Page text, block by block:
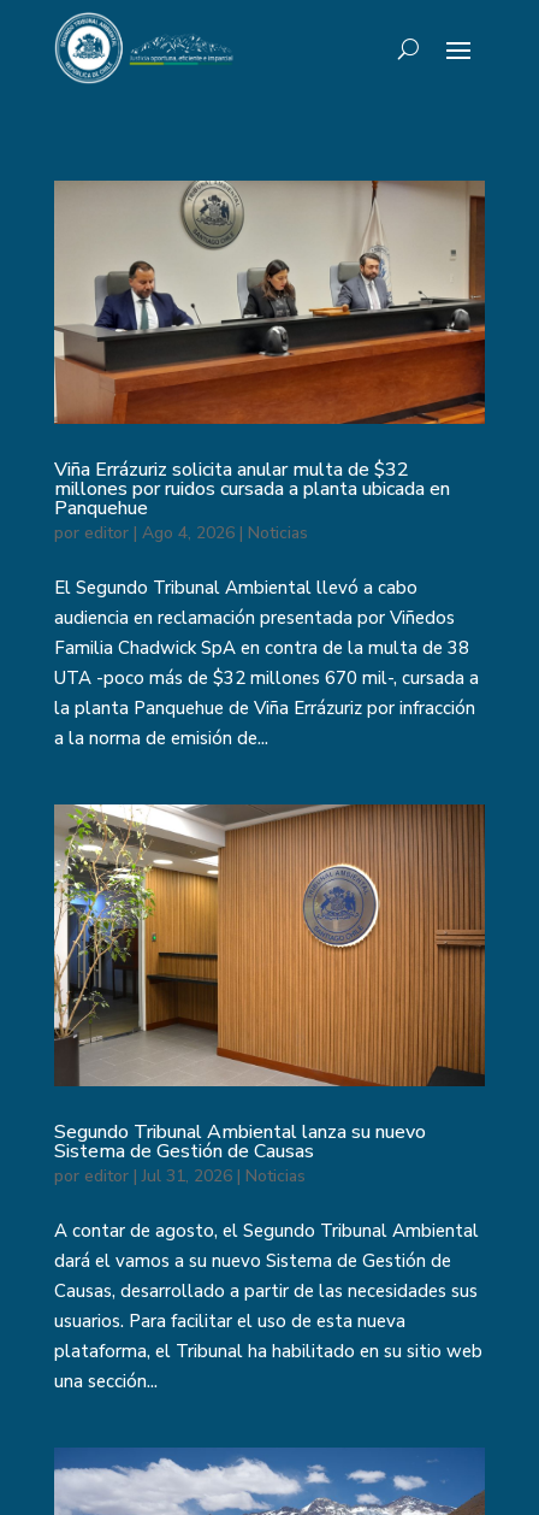
Viña Errázuriz solicita anular multa de $32
millones por ruidos cursada a planta ubicada en
Panquehue
por editor| Ago 4, 2026| Noticias
El Segundo Tribunal Ambiental llevó a cabo
audiencia en reclamación presentada por Viñedos
Familia Chadwick SpA en contra de la multa de 38
UTA -poco más de $32 millones 670 mil-, cursada a
la planta Panquehue de Viña Errázuriz por infracción
a la norma de emisión de...
Segundo Tribunal Ambiental lanza su nuevo
Sistema de Gestión de Causas
por editor|Jul 31, 2026| Noticias
A contar de agosto, el Segundo Tribunal Ambiental
dará el vamos a su nuevo Sistema de Gestión de
Causas, desarrollado a partir de las necesidades sus
usuarios. Para facilitar el uso de esta nueva
plataforma, el Tribunal ha habilitado en su sitio web
una sección...